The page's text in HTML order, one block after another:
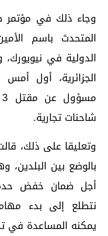
وجاء ذلك في مؤتمر
المتحدث باسم
الدولية في نيويورك،
الجزائرية، أول أمس
شاحنات تجارية.
وتعليقا على ذلك،
بالوضع بين
أجل ضمان خفض حدة
نتطلع إلى بدء
يمكنه المساعدة في